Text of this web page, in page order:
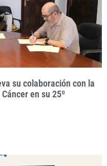
su colaboración con la
en su 25º